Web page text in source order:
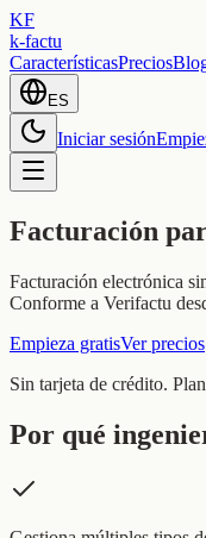
KF
k-factu
CaracterísticasPrecios
ES
Iniciar sesión
Facturación
Facturación electrónica
Conforme a Verifactu
Empieza gratisVer precios
Sin tarjeta de crédito.
Por qué